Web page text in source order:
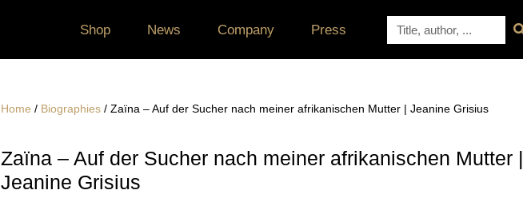
Shop News Company Press Search
Home / Biographies / Zaïna – Auf der Sucher nach meiner afrikanischen Mutter | Jeanine Grisius
Zaïna – Auf der Sucher nach meiner afrikanischen Mutter |
Jeanine Grisius